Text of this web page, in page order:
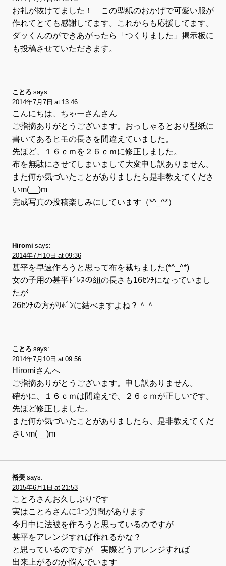
お礼が抜けてました！ この型紙のおかげで可愛い服が
作れてとても感謝してます。これからも応援してます。
ダッくんのができあがったら「つくりました」掲示板に
も投稿させていただきます。
ことろ says:
2014年7月7日 at 13:46
こんにちは、ちゃーさんさん
ご指摘ありがとうございます。おっしゃるとおり型紙に
書いてあるヒモの長さを間違えていました。
先ほど、１６ｃｍを２６ｃｍに修正しました。
布を無駄にさせてしまいまして大変申し訳ありません。
また何か気づいたことがありましたら是非教えてくださ
いm(__)m
完成写真の投稿楽しみにしています（*^_^*）
Hiromi says:
2014年7月10日 at 09:36
甚平を早速作ろうと思って布を裁ちました(*^_^*)
女の子用の甚平ﾄﾞﾚｽの紐の長さも16ｾﾝﾁになっていまし
たが
26ｾﾝﾁの方がﾘﾎﾞﾝに結べますよね？＾＾
ことろ says:
2014年7月10日 at 09:56
Hiromiさんへ
ご指摘ありがとうございます。申し訳ありません。
確かに、１６ｃｍは間違えで、２６ｃｍが正しいです。
先ほど修正しました。
また何か気づいたことがありましたら、是非教えてくだ
さいm(__)m
裕美 says:
2015年6月1日 at 21:53
ことろさんお久しぶりです
実はことろさんに1つ質問があります
今月中に法被を作ろうと思っているのですが
甚平をアレンジすれば作れるかな？
と思っているのですが 実際どうアレンジすれば
出来上がるのか悩んでいます